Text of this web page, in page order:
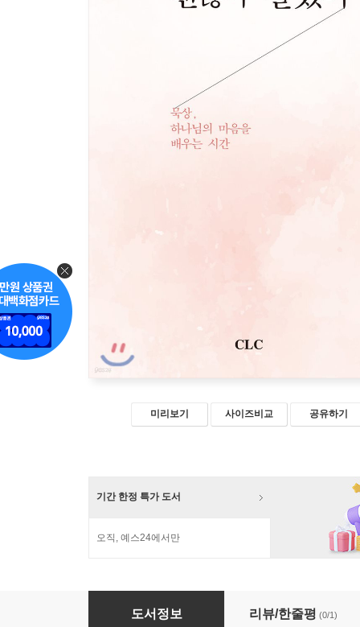
미리보기 사이즈비교 공유하기
기간 한정 특가 도서
오직, 예스24에서만
울지마 괜찮아 잘했어
도서정보 리뷰/한줄평 (0/1)